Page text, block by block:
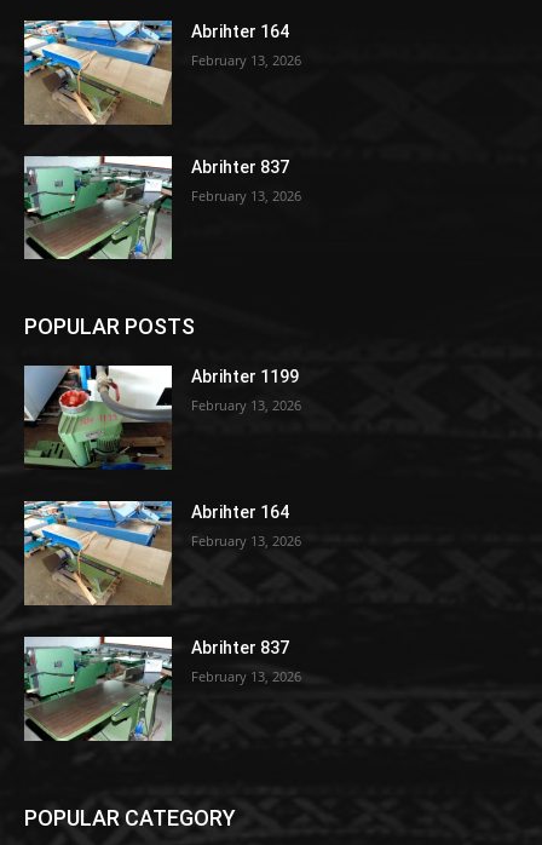
Abrihter 164
February 13, 2026
Abrihter 837
February 13, 2026
POPULAR POSTS
Abrihter 1199
February 13, 2026
Abrihter 164
February 13, 2026
Abrihter 837
February 13, 2026
POPULAR CATEGORY